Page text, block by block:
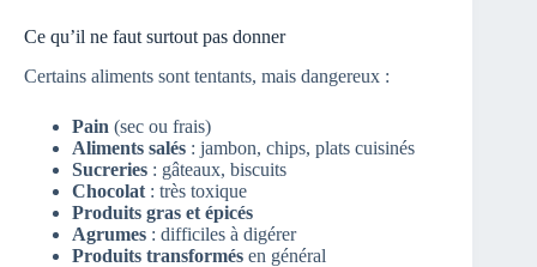
Ce qu’il ne faut surtout pas donner
Certains aliments sont tentants, mais dangereux :
Pain (sec ou frais)
Aliments salés : jambon, chips, plats cuisinés
Sucreries : gâteaux, biscuits
Chocolat : très toxique
Produits gras et épicés
Agrumes : difficiles à digérer
Produits transformés en général